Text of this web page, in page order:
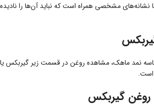
نشانه‌های مشخصی همراه است که نباید آن‌ها را نادیده
نمد ماهک، مشاهده روغن در قسمت زیر گیربکس یا
است.